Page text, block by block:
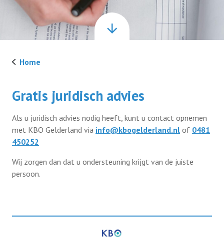
Ledenvoordeel
Afdelingen
Vereniging KBO Gelderland
Lid worden
Home
Gratis juridisch advies
Als u juridisch advies nodig heeft, kunt u contact opnemen
met KBO Gelderland via info@kbogelderland.nl of 0481
450252
Wij zorgen dan dat u ondersteuning krijgt van de juiste
persoon.